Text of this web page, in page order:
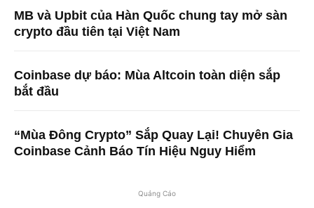
MB và Upbit của Hàn Quốc chung tay mở sàn
crypto đầu tiên tại Việt Nam
Coinbase dự báo: Mùa Altcoin toàn diện sắp
bắt đầu
“Mùa Đông Crypto” Sắp Quay Lại! Chuyên Gia
Coinbase Cảnh Báo Tín Hiệu Nguy Hiểm
Quảng Cáo